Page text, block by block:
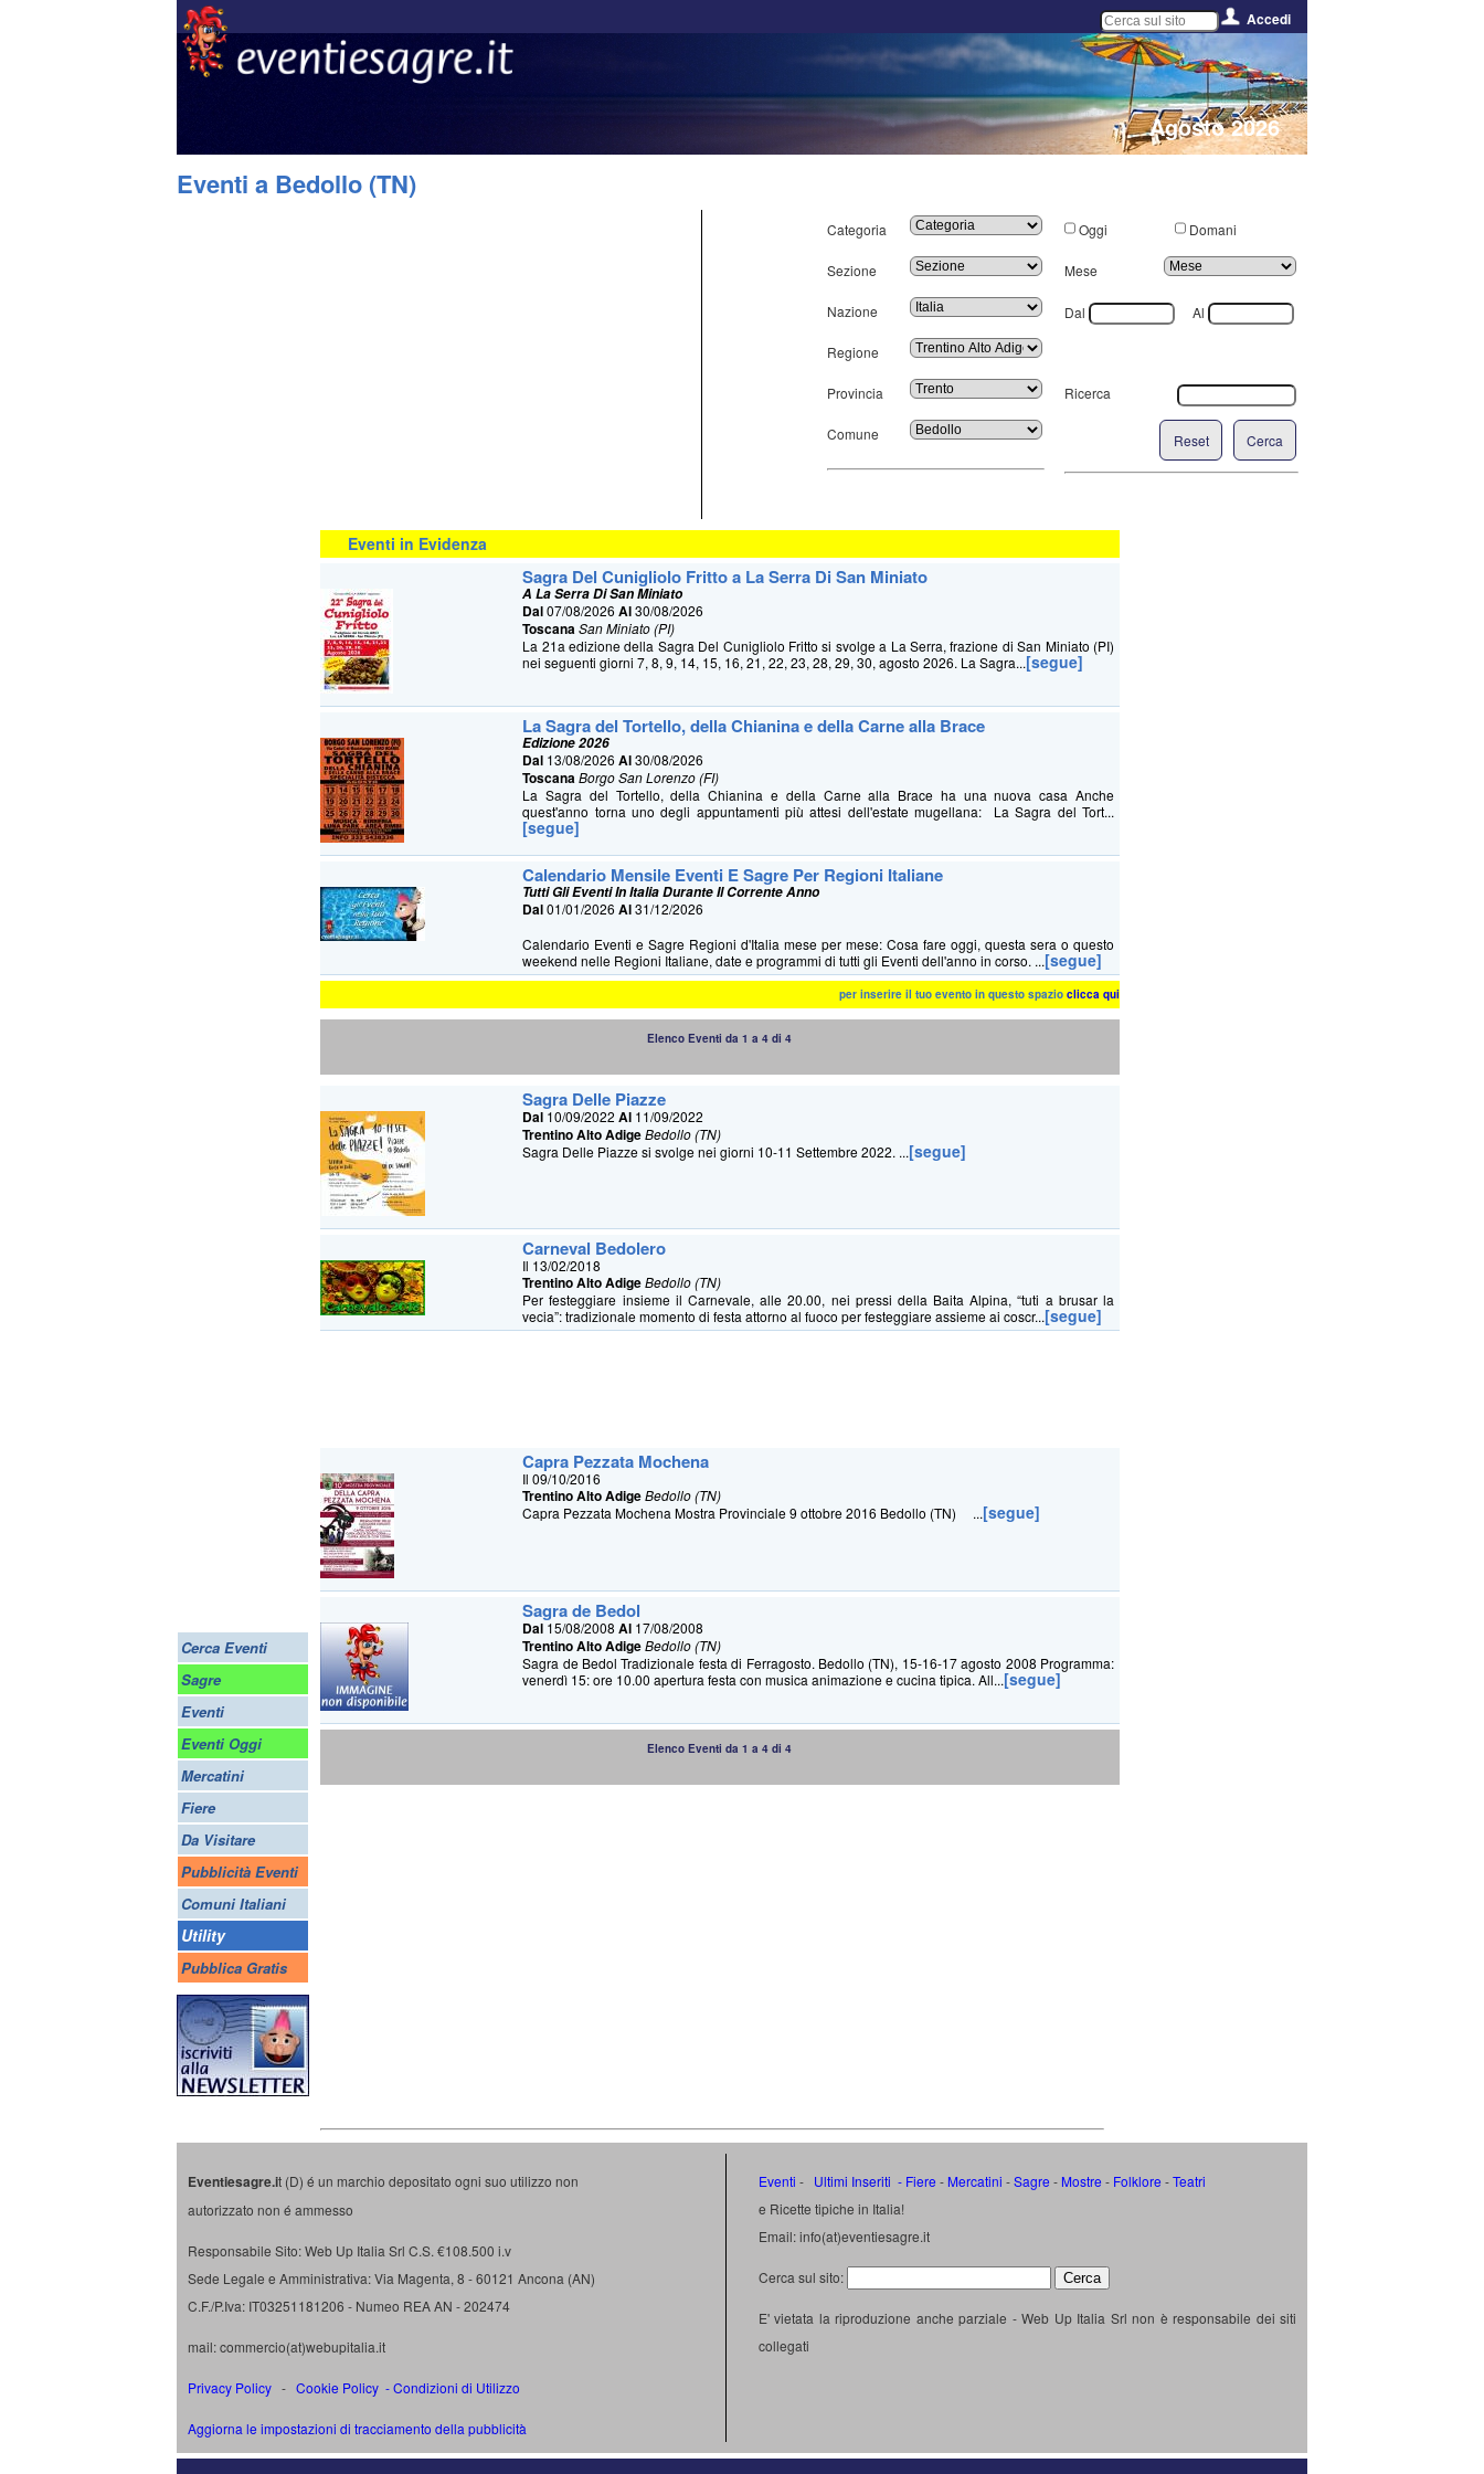
Accedi
Agosto 2026
Eventi a Bedollo (TN)
Cerca Eventi
Sagre
Eventi
Eventi Oggi
Mercatini
Fiere
Da Visitare
Pubblicità Eventi
Comuni Italiani
Utility
Pubblica Gratis
Categoria
Sezione
Nazione
Regione
Provincia
Comune
Oggi Domani
Mese
Dal Al
Ricerca
Cerca
Reset
Eventi in Evidenza
Sagra Del Cunigliolo Fritto a La Serra Di San Miniato
A La Serra Di San Miniato
Dal07/08/2026Al30/08/2026
ToscanaSan Miniato (PI)
La 21a edizione della Sagra Del Cunigliolo Fritto si svolge a La Serra, frazione di San Miniato (PI)
nei seguenti giorni 7, 8, 9, 14, 15, 16, 21, 22, 23, 28, 29, 30, agosto 2026. La Sagra...[segue]
La Sagra del Tortello, della Chianina e della Carne alla Brace
Edizione 2026
Dal 13/08/2026Al30/08/2026
ToscanaBorgo San Lorenzo (FI)
La Sagra del Tortello, della Chianina e della Carne alla Brace ha una nuova casa Anche
quest'anno torna uno degli appuntamenti più attesi dell'estate mugellana: La Sagra del Tort...
[segue]
Calendario Mensile Eventi E Sagre Per Regioni Italiane
Tutti Gli Eventi In Italia Durante Il Corrente Anno
Dal01/01/2026Al31/12/2026
Calendario Eventi e Sagre Regioni d'Italia mese per mese: Cosa fare oggi, questa sera o questo
weekend nelle Regioni Italiane, date e programmi di tutti gli Eventi dell'anno in corso. ...[segue]
per inserire il tuo evento in questo spazio clicca qui
Elenco Eventi da 1 a 4 di 4
Sagra Delle Piazze
Dal 10/09/2022Al 11/09/2022
Trentino Alto AdigeBedollo (TN)
Sagra Delle Piazze si svolge nei giorni 10-11 Settembre 2022. ...[segue]
Carneval Bedolero
Il 13/02/2018
Trentino Alto AdigeBedollo (TN)
Per festeggiare insieme il Carnevale, alle 20.00, nei pressi della Baita Alpina, “tuti a brusar la
vecia”: tradizionale momento di festa attorno al fuoco per festeggiare assieme ai coscr...[segue]
Capra Pezzata Mochena
Il 09/10/2016
Trentino Alto AdigeBedollo (TN)
Capra Pezzata Mochena Mostra Provinciale 9 ottobre 2016 Bedollo (TN) ...[segue]
Sagra de Bedol
Dal 15/08/2008Al 17/08/2008
Trentino Alto AdigeBedollo (TN)
Sagra de Bedol Tradizionale festa di Ferragosto. Bedollo (TN), 15-16-17 agosto 2008 Programma:
venerdì 15: ore 10.00 apertura festa con musica animazione e cucina tipica. All...[segue]
Elenco Eventi da 1 a 4 di 4
Eventiesagre.it (D) é un marchio depositato ogni suo utilizzo non
autorizzato non é ammesso
Responsabile Sito: Web Up Italia Srl C.S. €108.500 i.v
Sede Legale e Amministrativa: Via Magenta, 8 - 60121 Ancona (AN)
C.F./P.Iva: IT03251181206 - Numeo REA AN - 202474
mail: commercio(at)webupitalia.it
Privacy Policy - Cookie Policy -Condizioni di Utilizzo
Aggiorna le impostazioni di tracciamento della pubblicità
Eventi - Ultimi Inseriti - Fiere - Mercatini -Sagre - Mostre - Folklore -Teatri
e Ricette tipiche in Italia!
Email: info(at)eventiesagre.it
Cerca sul sito:
E' vietata la riproduzione anche parziale - Web Up Italia Srl non è responsabile dei siti
collegati